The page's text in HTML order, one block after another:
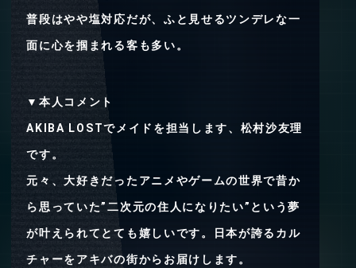
普段はやや塩対応だが、ふと見せるツンデレな一
面に心を掴まれる客も多い。
▼本人コメント
AKIBA LOSTでメイドを担当します、松村沙友理
です。
元々、大好きだったアニメやゲームの世界で昔か
ら思っていた”二次元の住人になりたい”という夢
が叶えられてとても嬉しいです。日本が誇るカル
チャーをアキバの街からお届けします。